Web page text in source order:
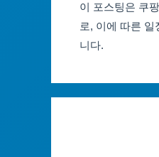
세종특별자
강원도
대구축제 일
광주축제 일
이 포스팅은 쿠
로, 이에 따른
니다.